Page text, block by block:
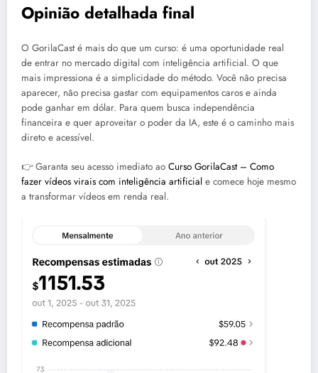
Opinião detalhada final
O GorilaCast é mais do que um curso: é uma oportunidade real
de entrar no mercado digital com inteligência artificial. O que
mais impressiona é a simplicidade do método. Você não precisa
aparecer, não precisa gastar com equipamentos caros e ainda
pode ganhar em dólar. Para quem busca independência
financeira e quer aproveitar o poder da IA, este é o caminho mais
direto e acessível.
👉 Garanta seu acesso imediato ao Curso GorilaCast – Como
fazer vídeos virais com inteligência artificial e comece hoje mesmo
a transformar vídeos em renda real.